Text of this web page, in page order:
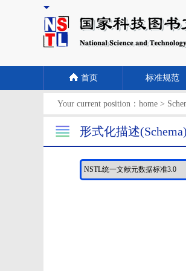
首页 标准规范
Your current position： home >
形式化描述(Schema)